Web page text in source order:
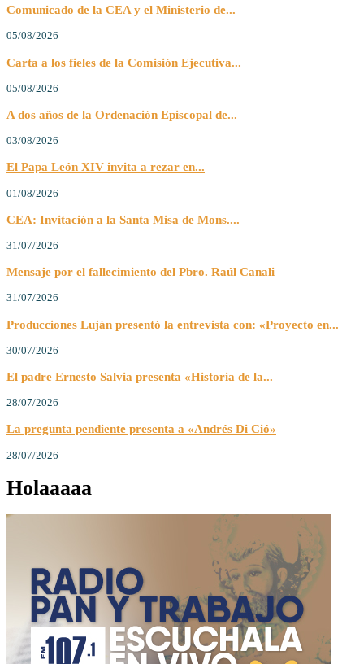
Comunicado de la CEA y el Ministerio de...
05/08/2026
Carta a los fieles de la Comisión Ejecutiva...
05/08/2026
A dos años de la Ordenación Episcopal de...
03/08/2026
El Papa León XIV invita a rezar en...
01/08/2026
CEA: Invitación a la Santa Misa de Mons....
31/07/2026
Mensaje por el fallecimiento del Pbro. Raúl Canali
31/07/2026
Producciones Luján presentó la entrevista con: «Proyecto en...
30/07/2026
El padre Ernesto Salvia presenta «Historia de la...
28/07/2026
La pregunta pendiente presenta a «Andrés Di Ció»
28/07/2026
Holaaaaa